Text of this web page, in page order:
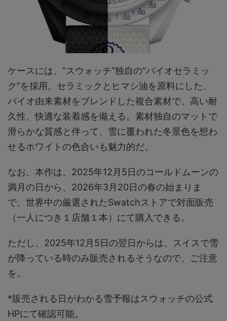
ケースには、“スウォッチ”独自の“バイオセラミッ
ク”を採用。セラミックとヒマシ油を原料にした、
バイオ由来素材をブレンドした複合素材で、高い耐
久性、快適な装着感を備える。素材独自のマットで
滑らかな質感と伴って、雪に覆われた冬景色を想わ
せるホワイトの色合いも魅力的だ。
なお、本作は、2025年12月5日のコールドムーンの
満月の日から、2026年3月20日の春の始まりま
で、世界中の厳選されたSwatchストアで対面販売
（一人につき１店舗１本）にて購入できる。
ただし、2025年12月5日の翌日からは、スイスで雪
が降っている時のみ販売されるそうなので、ご注意
を。
*販売される日がわかる雪予報はスウォッチの公式
HPにて確認可能。